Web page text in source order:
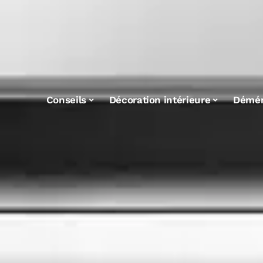
Conseils Décoration intérieure